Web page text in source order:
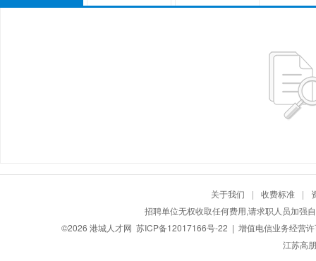
关于我们 | 收费标准 |
招聘单位无权收取任何费用,请求职人员加强
©2026 港城人才网 苏ICP备12017166号-22 | 增值电信业务经营
江苏高